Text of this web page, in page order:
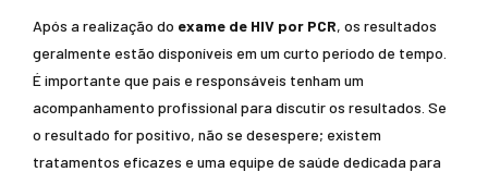
Após a realização do exame de HIV por PCR, os resultados
geralmente estão disponíveis em um curto período de tempo.
É importante que pais e responsáveis tenham um
acompanhamento profissional para discutir os resultados. Se
o resultado for positivo, não se desespere; existem
tratamentos eficazes e uma equipe de saúde dedicada para